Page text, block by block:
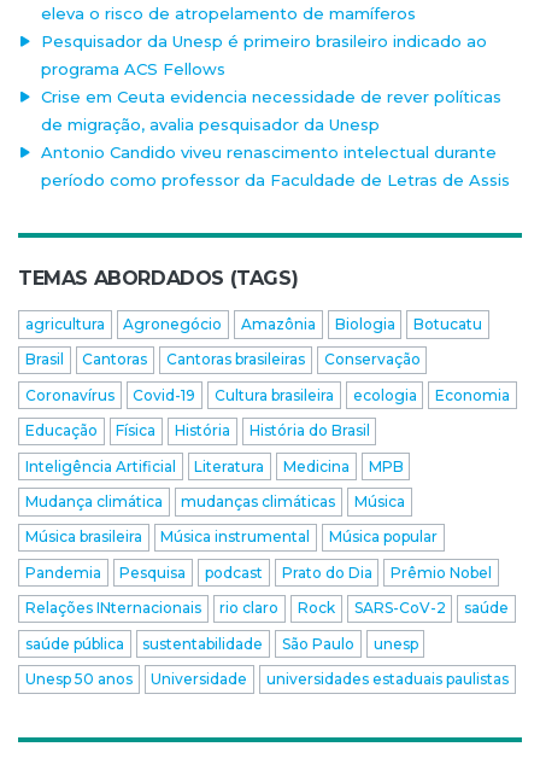
eleva o risco de atropelamento de mamíferos
Pesquisador da Unesp é primeiro brasileiro indicado ao
programa ACS Fellows
Crise em Ceuta evidencia necessidade de rever políticas
de migração, avalia pesquisador da Unesp
Antonio Candido viveu renascimento intelectual durante
período como professor da Faculdade de Letras de Assis
TEMAS ABORDADOS (TAGS)
agricultura Agronegócio Amazônia Biologia
Botucatu
Brasil
Cantoras Cantoras brasileiras
Conservação
Coronavírus
Covid-19 Cultura brasileira ecologia
Economia
Educação
Física História
História do Brasil
Inteligência Artificial
Literatura Medicina
MPB
Mudança climática
mudanças climáticas
Música
Música brasileira
Música instrumental
Música popular
Pandemia
Pesquisa podcast Prato do Dia
Prêmio Nobel
Relações INternacionais
rio claro Rock SARS-CoV-2
saúde
saúde pública
sustentabilidade São Paulo
unesp
Unesp 50 anos
Universidade universidades estaduais paulistas